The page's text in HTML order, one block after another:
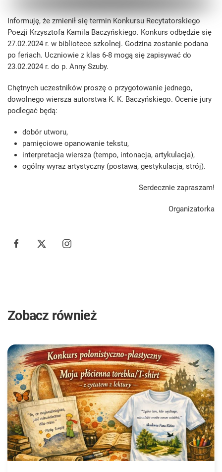
Informuję, że zmienił się termin Konkursu Recytatorskiego
Poezji Krzysztofa Kamila Baczyńskiego. Konkurs odbędzie się
27.02.2024 r. w bibliotece szkolnej. Godzina zostanie podana
po feriach. Uczniowie z klas 6-8 mogą się zapisywać do
23.02.2024 r. do p. Anny Szuby.
Chętnych uczestników proszę o przygotowanie jednego,
dowolnego wiersza autorstwa K. K. Baczyńskiego. Ocenie jury
podlegać będą:
dobór utworu,
pamięciowe opanowanie tekstu,
interpretacja wiersza (tempo, intonacja, artykulacja),
ogólny wyraz artystyczny (postawa, gestykulacja, strój).
Serdecznie zapraszam!
Organizatorka
Zobacz również